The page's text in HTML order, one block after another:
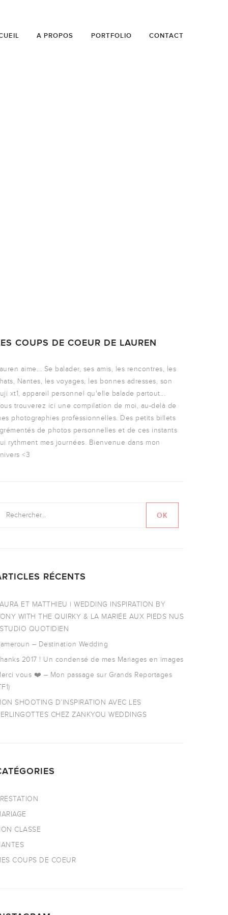
A PROPOS PORTFOLIO CONTACT
COUPS DE COEUR DE LAUREN
aime... Se balader, ses amis, les rencontres, les
Nantes, les voyages, les bonnes adresses, son
xt1, appareil personnel qu'elle balade partout...
trouverez ici une compilation de moi, au-delà de
photographies professionnelles. Des petits billets
de photos personnelles et de ces instants
rythment mes journées. Bienvenue dans mon
<3
RÉCENTS
ET MATTHIEU | WEDDING INSPIRATION BY
WITH THE QUIRKY & LA MARIÉE AUX PIEDS NUS
QUOTIDIEN
– Destination Wedding
2017 ! Un condensé de mes Mariages en images
vous ❤️ – Mon passage sur Grands Reportages
SHOOTING D’INSPIRATION AVEC LES
CHEZ ZANKYOU WEDDINGS
CLASSE
COUPS DE COEUR